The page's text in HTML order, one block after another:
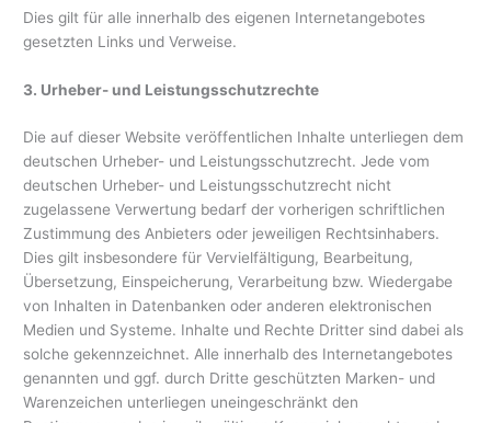
Dies gilt für alle innerhalb des eigenen Internetangebotes
gesetzten Links und Verweise.
3. Urheber- und Leistungsschutzrechte
Die auf dieser Website veröffentlichen Inhalte unterliegen dem
deutschen Urheber- und Leistungsschutzrecht. Jede vom
deutschen Urheber- und Leistungsschutzrecht nicht
zugelassene Verwertung bedarf der vorherigen schriftlichen
Zustimmung des Anbieters oder jeweiligen Rechtsinhabers.
Dies gilt insbesondere für Vervielfältigung, Bearbeitung,
Übersetzung, Einspeicherung, Verarbeitung bzw. Wiedergabe
von Inhalten in Datenbanken oder anderen elektronischen
Medien und Systeme. Inhalte und Rechte Dritter sind dabei als
solche gekennzeichnet. Alle innerhalb des Internetangebotes
genannten und ggf. durch Dritte geschützten Marken- und
Warenzeichen unterliegen uneingeschränkt den